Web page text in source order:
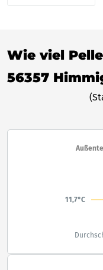
Wie viel
56357
11,7°C